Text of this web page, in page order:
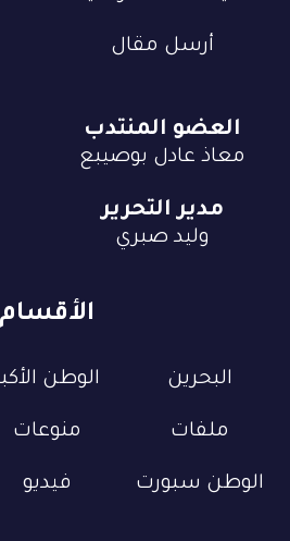
أرسل مقال
الأقسام
البحرين الوطن
ملفات منوعات
الوطن سبورت فيديو
العضو المنتدب
معاذ عادل بوصيبع
مدير التحرير
وليد صبري